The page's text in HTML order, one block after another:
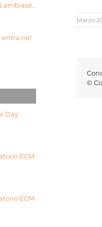
Marzo
©
entra nel
Day
ECM
ECM